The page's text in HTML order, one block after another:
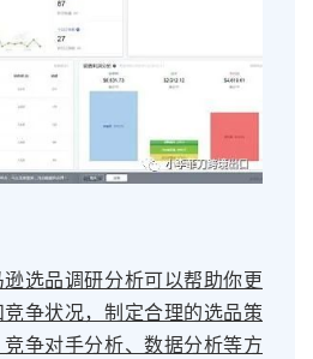
选品调研分析可以帮助你更
争状况，制定合理的选品策
争对手分析、数据分析等方